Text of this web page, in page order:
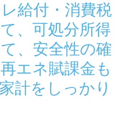
給付・消費税
、可処分所得
、安全性の確
エネ賦課金も
計をしっかり